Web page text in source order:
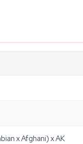
x Afghani) x AK